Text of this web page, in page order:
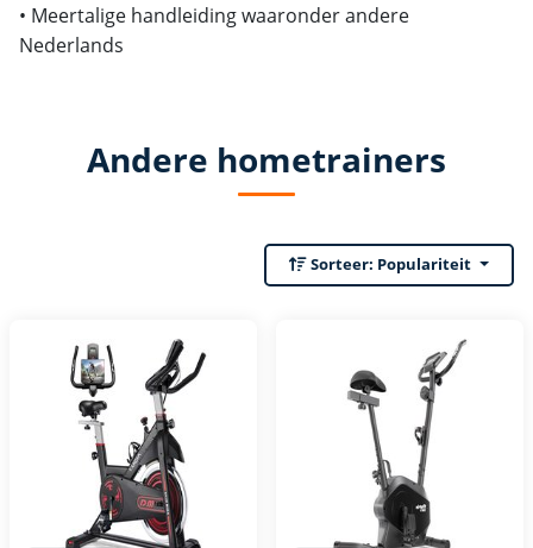
• Meertalige handleiding waaronder andere
Nederlands
Andere hometrainers
Sorteer: Populariteit